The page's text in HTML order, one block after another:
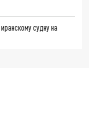
судну на